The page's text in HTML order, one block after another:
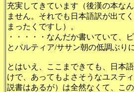
充実してきています（後漢の本な
ません。それでも日本語訳が出て
まったくですし）。
・・・・・なんだか書いていて、
とパルティア/ササン朝の低調ぶり
とはいえ、ここまできても、日本
けで、あってもよさそうなユステ
説書はあるが）は全然なくて、こ